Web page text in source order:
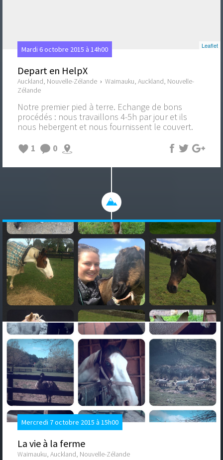
Leaflet
Mardi 6 octobre 2015 à 14h00
Depart en HelpX
Auckland, Nouvelle-Zélande › Waimauku, Auckland, Nouvelle-
Zélande
Notre premier pied à terre. Echange de bons
procédés : nous travaillons 4-5h par jour et ils
nous hebergent et nous fournissent le couvert.
1
0
Mercredi 7 octobre 2015 à 15h00
La vie à la ferme
Waimauku, Auckland, Nouvelle-Zélande